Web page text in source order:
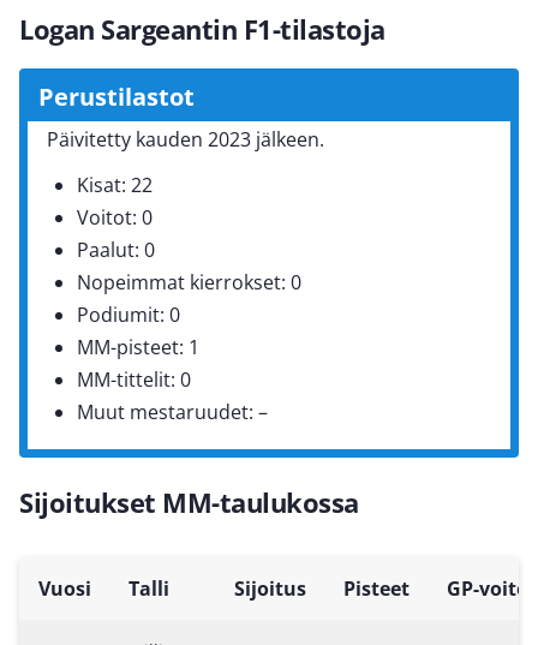
Logan Sargeantin F1-tilastoja
Perustilastot
Päivitetty kauden 2023 jälkeen.
Kisat: 22
Voitot: 0
Paalut: 0
Nopeimmat kierrokset: 0
Podiumit: 0
MM-pisteet: 1
MM-tittelit: 0
Muut mestaruudet: –
Sijoitukset MM-taulukossa
Vuosi Talli Sijoitus Pisteet GP-voitot